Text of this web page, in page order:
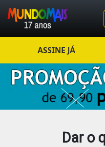
ASSINE JÁ
Dar o